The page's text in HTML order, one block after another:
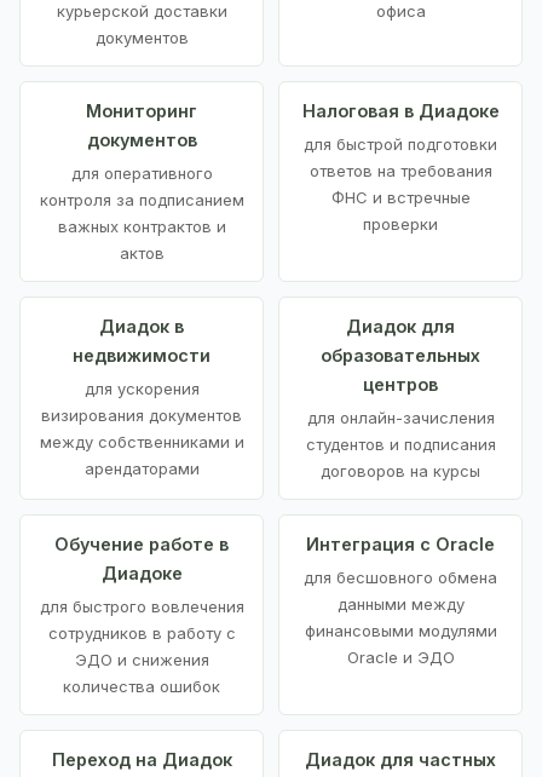
курьерской доставки
документов
офиса
Мониторинг
документов
для оперативного
контроля за подписанием
важных контрактов и
актов
Налоговая в Диадоке
для быстрой подготовки
ответов на требования
ФНС и встречные
проверки
Диадок в
недвижимости
для ускорения
визирования документов
между собственниками и
арендаторами
Диадок для
образовательных
центров
для онлайн-зачисления
студентов и подписания
договоров на курсы
Обучение работе в
Диадоке
для быстрого вовлечения
сотрудников в работу с
ЭДО и снижения
количества ошибок
Интеграция с Oracle
для бесшовного обмена
данными между
финансовыми модулями
Oracle и ЭДО
Переход на Диадок
Диадок для частных